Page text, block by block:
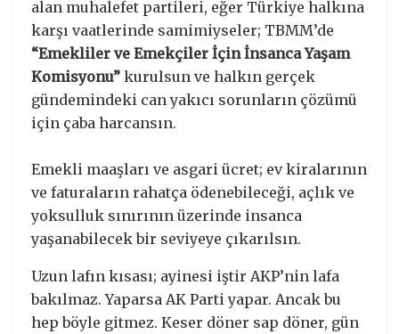
alan muhalefet partileri, eğer Türkiye halkına
karşı vaatlerinde samimiyseler; TBMM’de
“Emekliler ve Emekçiler İçin İnsanca Yaşam
Komisyonu” kurulsun ve halkın gerçek
gündemindeki can yakıcı sorunların çözümü
için çaba harcansın.
Emekli maaşları ve asgari ücret; ev kiralarının
ve faturaların rahatça ödenebileceği, açlık ve
yoksulluk sınırının üzerinde insanca
yaşanabilecek bir seviyeye çıkarılsın.
Uzun lafın kısası; ayinesi iştir AKP’nin lafa
bakılmaz. Yaparsa AK Parti yapar. Ancak bu
hep böyle gitmez. Keser döner sap döner, gün